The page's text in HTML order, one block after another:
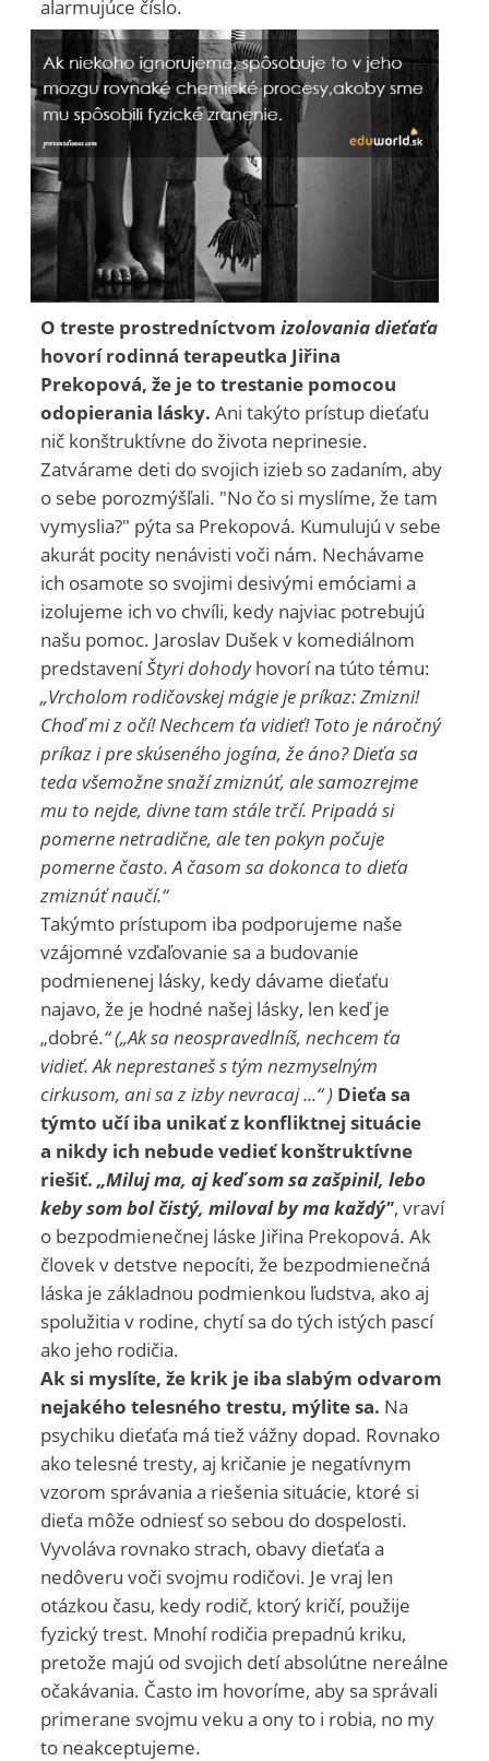
alarmujúce číslo.
O treste prostredníctvom izolovania dieťaťa
hovorí rodinná terapeutka Jiřina
Prekopová, že je to trestanie pomocou
odopierania lásky. Ani takýto prístup dieťaťu
nič konštruktívne do života neprinesie.
Zatvárame deti do svojich izieb so zadaním, aby
o sebe porozmýšľali. "No čo si myslíme, že tam
vymyslia?" pýta sa Prekopová. Kumulujú v sebe
akurát pocity nenávisti voči nám. Nechávame
ich osamote so svojimi desivými emóciami a
izolujeme ich vo chvíli, kedy najviac potrebujú
našu pomoc. Jaroslav Dušek v komediálnom
predstaveníŠtyri dohodyhovorí na túto tému:
„Vrcholom rodičovskej mágie je príkaz: Zmizni!
Choď mi z očí! Nechcem ťa vidieť! Toto je náročný
príkaz i pre skúseného jogína, že áno? Dieťa sa
teda všemožne snaží zmiznúť, ale samozrejme
mu to nejde, divne tam stále trčí. Pripadá si
pomerne netradične, ale ten pokyn počuje
pomerne často. A časom sa dokonca to dieťa
zmiznúť naučí.“
Takýmto prístupom iba podporujeme naše
vzájomné vzďaľovanie sa a budovanie
podmienenej lásky, kedy dávame dieťaťu
najavo, že je hodné našej lásky, len keď je
„dobré.“ („Ak sa neospravedlníš, nechcem ťa
vidieť. Ak neprestaneš s tým nezmyselným
cirkusom, ani sa z izby nevracaj ...“ ) Dieťa sa
týmto učí iba unikať z konfliktnej situácie
a nikdy ich nebude vedieť konštruktívne
riešiť. „Miluj ma, aj keď som sa zašpinil, lebo
keby som bol čistý, miloval by ma každý", vraví
o bezpodmienečnej láske Jiřina Prekopová. Ak
človek v detstve nepocíti, že bezpodmienečná
láska je základnou podmienkou ľudstva, ako aj
spolužitia v rodine, chytí sa do tých istých pascí
ako jeho rodičia.
Ak si myslíte, že krik je iba slabým odvarom
nejakého telesného trestu, mýlite sa. Na
psychiku dieťaťa má tiež vážny dopad. Rovnako
ako telesné tresty, aj kričanie je negatívnym
vzorom správania a riešenia situácie, ktoré si
dieťa môže odniesť so sebou do dospelosti.
Vyvoláva rovnako strach, obavy dieťaťa a
nedôveru voči svojmu rodičovi. Je vraj len
otázkou času, kedy rodič, ktorý kričí, použije
fyzický trest. Mnohí rodičia prepadnú kriku,
pretože majú od svojich detí absolútne nereálne
očakávania. Často im hovoríme, aby sa správali
primerane svojmu veku a ony to i robia, no my
to neakceptujeme.